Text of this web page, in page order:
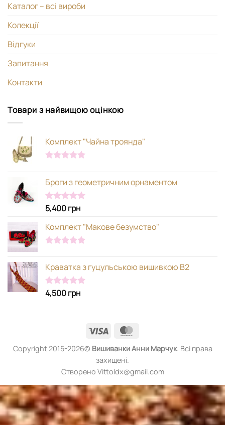
Каталог – всі вироби
Колекції
Відгуки
Запитання
Контакти
Товари з найвищою оцінкою
Комплект "Чайна троянда"
Броги з геометричним орнаментом
Оцінено в
5.00
з 5
5,400грн
Комплект "Макове безумство"
Краватка з гуцульською вишивкою В2
Оцінено в
5.00
з 5
4,500грн
Visa
Copyright 2015-2026© ВишиванкиАнни Марчук. Всі права
захищені.
Створено Vittoldx@gmail.com